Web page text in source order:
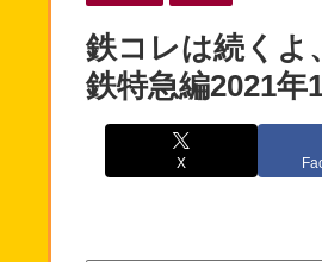
鉄コレは続くよ
鉄特急編2021年
X